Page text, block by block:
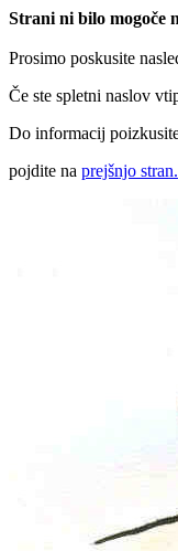
Strani ni bilo mogoče
Prosimo poskusite
Če ste spletni naslov
Do informacij
pojdite na prejšnjo stran.